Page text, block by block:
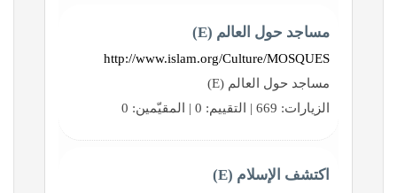
مساجد حول العالم (E)
http://www.islam.org/Culture/MOSQUES
مساجد حول العالم (E)
الزيارات: 669 | التقييم: 0 | المقيّمين: 0
اكتشف الإسلام (E)